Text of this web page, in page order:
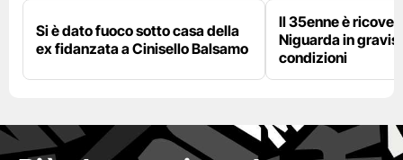
Si è dato fuoco sotto casa della
ex fidanzata a Cinisello Balsamo
Il 35enne è
Niguarda in
condizioni